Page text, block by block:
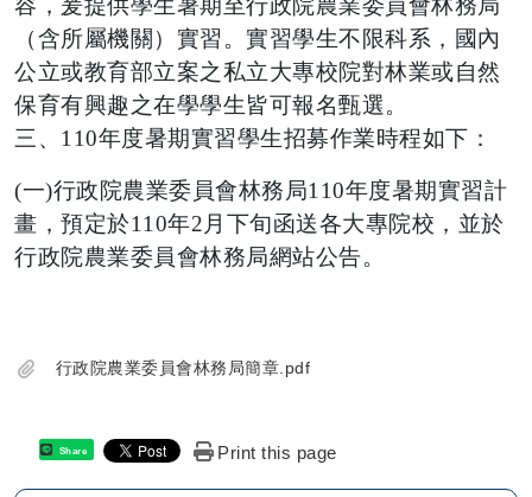
（含所屬機關）實習。實習學生不限科系，國內
公立或教育部立案之私立大專校院對林業或自然
保育有興趣之在學學生皆可報名甄選。
三、110年度暑期實習學生招募作業時程如下：
(一)行政院農業委員會林務局110年度暑期實習計
畫，預定於110年2月下旬函送各大專院校，並於
行政院農業委員會林務局網站公告。
行政院農業委員會林務局簡章.pdf
Share Print this page